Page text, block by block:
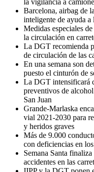
la vigilancia a
Barcelona, airbag de
inteligente de ayuda a
Medidas especiales
la circulación en
La DGT recomienda
de circulación de las
En una semana son
puesto el cinturón de
La DGT intensificará
preventivos de
San Juan
Grande-Marlaska
vial 2021-2030 para
y heridos graves
Más de 9.000
con deficiencias en
Semana Santa
accidentes en las